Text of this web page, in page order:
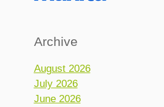
Archive
August 2026
July 2026
June 2026